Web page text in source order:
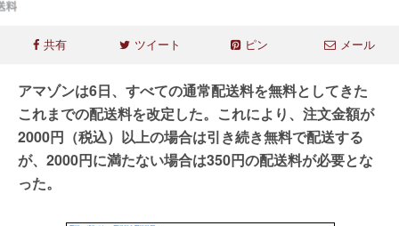
共有 ツイート ピン メール
アマゾンは6日、すべての通常配送料を無料としてきた
これまでの配送料を改定した。これにより、注文金額が
2000円（税込）以上の場合は引き続き無料で配送する
が、2000円に満たない場合は350円の配送料が必要とな
った。